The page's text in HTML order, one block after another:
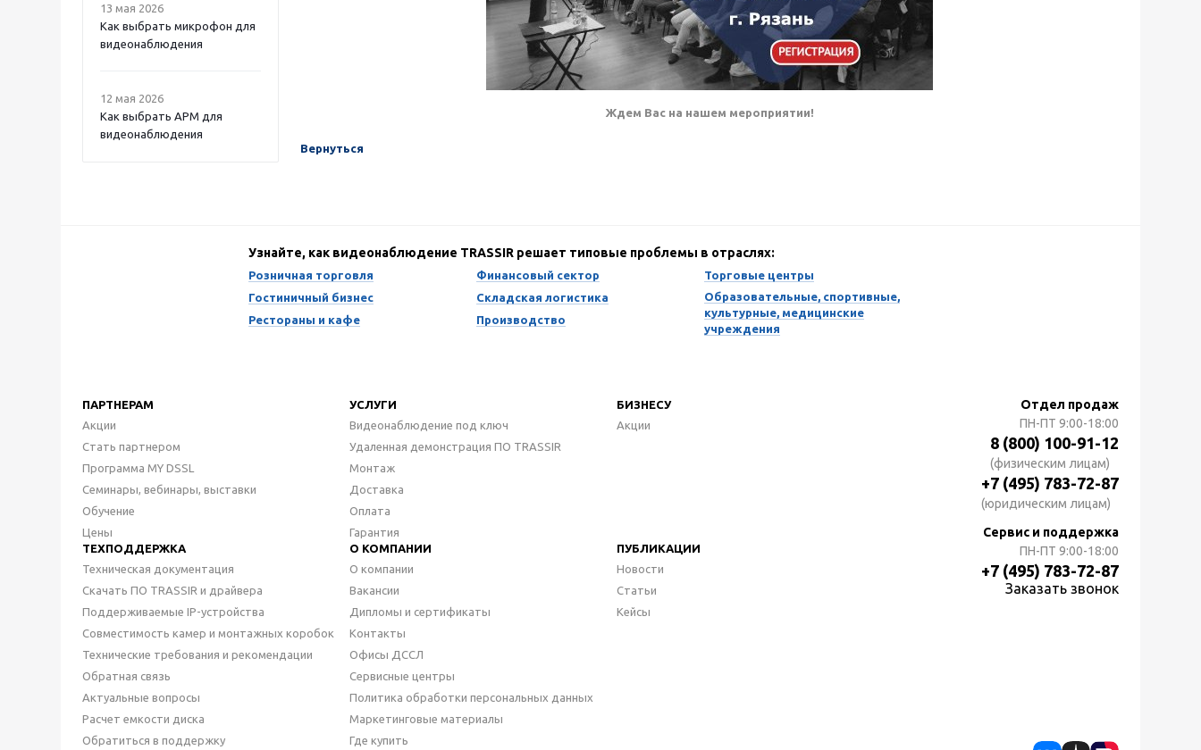
13 мая 2026
Как выбрать микрофон для
видеонаблюдения
12 мая 2026
Как выбрать APM для
видеонаблюдения
Ждем Вас на нашем мероприятии!
Вернуться
Узнайте, как видеонаблюдение TRASSIR решает типовые проблемы в отраслях:
Розничная торговля
Гостиничный бизнес
Рестораны и кафе
Финансовый сектор
Складская логистика
Производство
Торговые центры
Образовательные, спортивные,
культурные, медицинские
учреждения
ПАРТНЕРАМ
Акции
Стать партнером
Программа MY DSSL
Семинары, вебинары, выставки
Обучение
Цены
УСЛУГИ
Видеонаблюдение под ключ
Удаленная демонстрация ПО TRASSIR
Монтаж
Доставка
Оплата
Гарантия
БИЗНЕСУ
Акции
ТЕХПОДДЕРЖКА
Техническая документация
Скачать ПО TRASSIR и драйвера
Поддерживаемые IP-устройства
Совместимость камер и монтажных коробок
Технические требования и рекомендации
Обратная связь
Актуальные вопросы
Расчет емкости диска
Обратиться в поддержку
О КОМПАНИИ
О компании
Вакансии
Дипломы и сертификаты
Контакты
Офисы ДССЛ
Сервисные центры
Политика обработки персональных данных
Маркетинговые материалы
Где купить
ПУБЛИКАЦИИ
Новости
Статьи
Кейсы
Отдел продаж
ПН-ПТ 9:00-18:00
8 (800) 100-91-12
(физическим лицам)
+7 (495) 783-72-87
(юридическим лицам)
Сервис и поддержка
ПН-ПТ 9:00-18:00
+7 (495) 783-72-87
Заказать звонок